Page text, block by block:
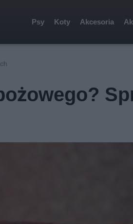
Psy Koty Akcesoria